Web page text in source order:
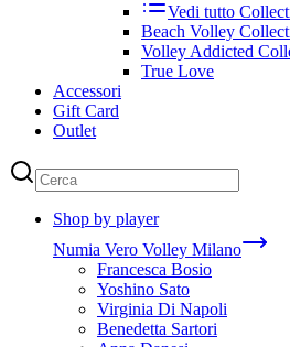
Vedi tutto
Beach Volley
Volley Addicted
True Love
Accessori
Gift Card
Outlet
Shop by player
Numia Vero Volley Milano
Francesca Bosio
Yoshino Sato
Virginia Di Napoli
Benedetta Sartori